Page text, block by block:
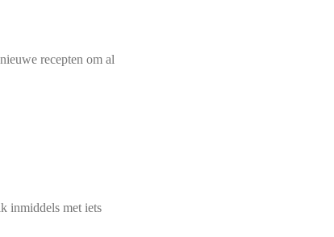
recepten om al
inmiddels met iets